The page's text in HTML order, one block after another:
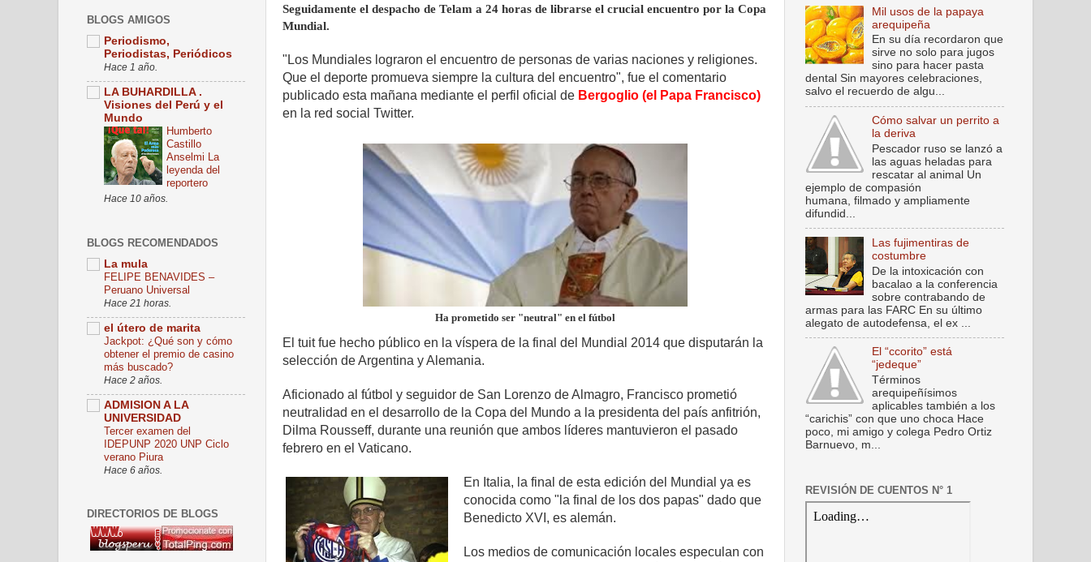
Seguidamente el despacho de Telam a 24 horas de librarse el crucial encuentro por la Copa
Mundial.
"Los Mundiales lograron el encuentro de personas de varias naciones y religiones.
Que el deporte promueva siempre la cultura del encuentro", fue el comentario
publicado esta mañana mediante el perfil oficial de Bergoglio (el Papa Francisco)
en la red social Twitter.
Ha prometido ser "neutral" en el fútbol
El tuit fue hecho público en la víspera de la final del Mundial 2014 que disputarán la
selección de Argentina y Alemania.
Aficionado al fútbol y seguidor de San Lorenzo de Almagro, Francisco prometió
neutralidad en el desarrollo de la Copa del Mundo a la presidenta del país anfitrión,
Dilma Rousseff, durante una reunión que ambos líderes mantuvieron el pasado
febrero en el Vaticano.
En Italia, la final de esta edición del Mundial ya es
conocida como "la final de los dos papas" dado que
Benedicto XVI, es alemán.
Los medios de comunicación locales especulan con
BLOGS AMIGOS
Periodismo,
Periodistas, Periódicos
Hace 1 año.
LA BUHARDILLA .
Visiones del Perú y el
Mundo
Humberto
Castillo
Anselmi La
leyenda del
reportero
Hace 10 años.
BLOGS RECOMENDADOS
La mula
FELIPE BENAVIDES –
Peruano Universal
Hace 21 horas.
el útero de marita
Jackpot: ¿Qué son y cómo
obtener el premio de casino
más buscado?
Hace 2 años.
ADMISION A LA
UNIVERSIDAD
Tercer examen del
IDEPUNP 2020 UNP Ciclo
verano Piura
Hace 6 años.
DIRECTORIOS DE BLOGS
Mil usos de la papaya
arequipeña
En su día recordaron que
sirve no solo para jugos
sino para hacer pasta
dental Sin mayores celebraciones,
salvo el recuerdo de algu...
Cómo salvar un perrito a
la deriva
Pescador ruso se lanzó a
las aguas heladas para
rescatar al animal Un
ejemplo de compasión
humana, filmado y ampliamente
difundid...
Las fujimentiras de
costumbre
De la intoxicación con
bacalao a la conferencia
sobre contrabando de
armas para las FARC En su último
alegato de autodefensa, el ex ...
El “ccorito” está
“jedeque”
Términos
arequipeñísimos
aplicables también a los
“carichis” con que uno choca Hace
poco, mi amigo y colega Pedro Ortiz
Barnuevo, m...
REVISIÓN DE CUENTOS N° 1